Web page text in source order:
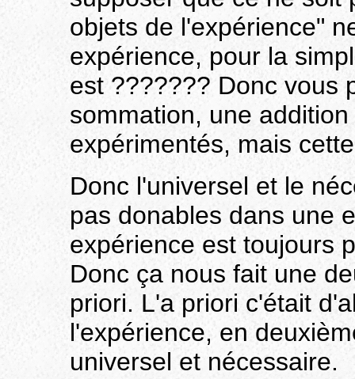
objets de l'expérience"
expérience, pour la
est ??????? Donc vous
sommation, une
expérimentés, mais
Donc l'universel et le
pas donables dans une
expérience est toujours
Donc ça nous fait une
priori. L'a priori c'était
l'expérience, en
universel et nécessaire.